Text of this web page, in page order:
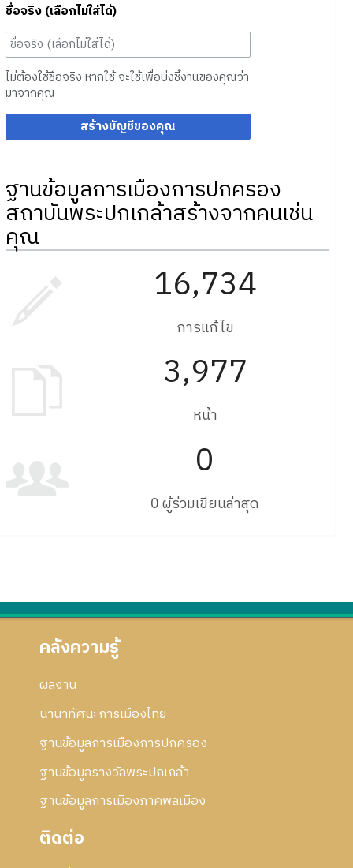
ชื่อจริง (เลือกไม่ใส่ได้)
ไม่ต้องใช้ชื่อจริง หากใช้ จะใช้เพื่อบ่งชี้งานของคุณว่า
มาจากคุณ
สร้างบัญชีของคุณ
ฐานข้อมูลการเมืองการปกครอง
สถาบันพระปกเกล้าสร้างจากคนเช่น
คุณ
16,734
การแก้ไข
3,977
หน้า
0
0 ผู้ร่วมเขียนล่าสุด
คลังความรู้
ผลงาน
นานาทัศนะการเมืองไทย
ฐานข้อมูลการเมืองการปกครอง
ฐานข้อมูลรางวัลพระปกเกล้า
ฐานข้อมูลการเมืองภาคพลเมือง
ติดต่อ